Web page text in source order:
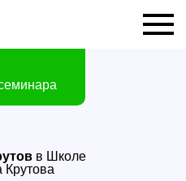
в Школе
Крутова